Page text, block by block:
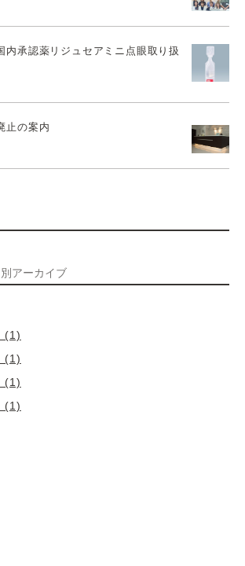
内承認薬リジュセアミニ点眼取り扱
止の案内
別アーカイブ
(1)
(1)
(1)
(1)